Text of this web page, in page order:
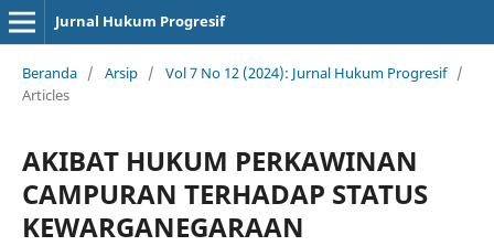
Jurnal Hukum Progresif
Beranda / Arsip / Vol 7 No 12 (2024): Jurnal Hukum Progresif /
Articles
AKIBAT HUKUM PERKAWINAN
CAMPURAN TERHADAP STATUS
KEWARGANEGARAAN